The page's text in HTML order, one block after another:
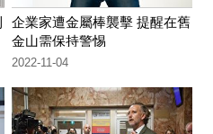
企業家遭金屬棒襲擊 提醒在舊
金山需保持警惕
2022-11-04